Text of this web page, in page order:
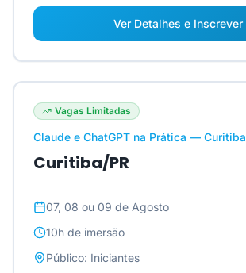
Ver Detalhes e Inscrever
Vagas Limitadas
Claude e ChatGPT na Prática — Curitiba
Curitiba/PR
07, 08 ou 09 de Agosto
10h de imersão
Público: Iniciantes